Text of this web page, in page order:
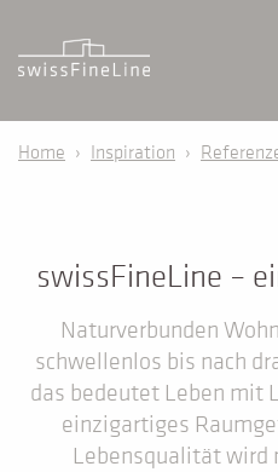
Home › Inspiration ›
swissFineLine –
Naturverbunden
schwellenlos bis nach
das bedeutet Leben mit
einzigartiges
Lebensqualität wird